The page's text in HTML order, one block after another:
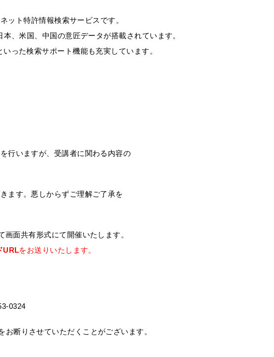
ット特許情報検索サービスです。
、米国、中国の意匠データが搭載されています。
った検索サポート機能も充実しています。
行いますが、受講者に関わる内容の
ます。悪しからずご理解ご了承を
面共有形式にて開催いたします。
URLをお送りいたします。
0324
断りさせていただくことがございます。